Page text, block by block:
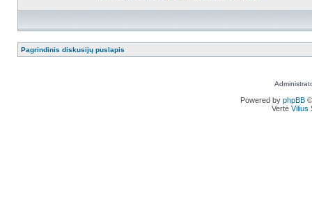
Pagrindinis diskusijų puslapis
Powered by phpBB
Vertė Vilius